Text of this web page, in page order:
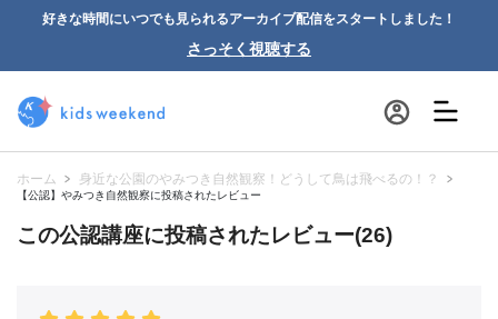
好きな時間にいつでも見られるアーカイブ配信をスタートしました！
さっそく視聴する
ホーム 身近な公園のやみつき自然観察！どうして鳥は飛べるの！？
【公認】やみつき自然観察に投稿されたレビュー
この公認講座に投稿されたレビュー(26)